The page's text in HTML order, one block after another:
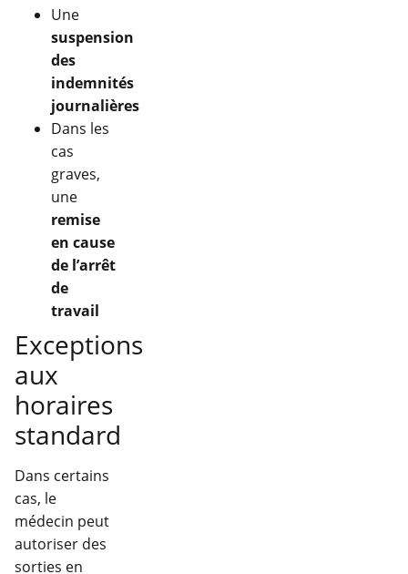
Une
suspension
des
indemnités
journalières
Dans les
cas
graves,
une
remise
en cause
de l’arrêt
de
travail
Exceptions
aux
horaires
standard
Dans certains
cas, le
médecin peut
autoriser des
sorties en